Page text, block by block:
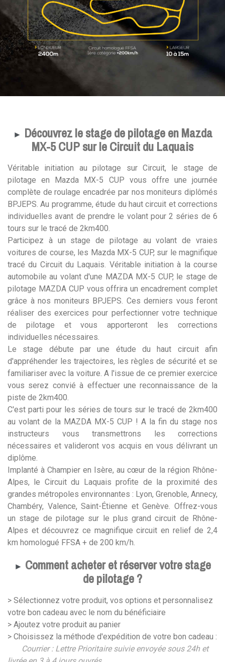
► Découvrez le stage de pilotage en Mazda
MX-5 CUP sur le Circuit du Laquais
Véritable initiation au pilotage sur Circuit, le stage de
pilotage en Mazda MX-5 CUP vous offre une journée
complète de roulage encadrée par nos moniteurs diplômés
BPJEPS. Au programme, étude du haut circuit et corrections
individuelles avant de prendre le volant pour 2 séries de 6
tours sur le tracé de 2km400.
Participez à un stage de pilotage au volant de vraies
voitures de course, les Mazda MX-5 CUP, sur le magnifique
tracé du Circuit du Laquais. Véritable initiation à la course
automobile au volant d'une MAZDA MX-5 CUP, le stage de
pilotage MAZDA CUP vous offrira un encadrement complet
grâce à nos moniteurs BPJEPS. Ces derniers vous feront
réaliser des exercices pour perfectionner votre technique
de pilotage et vous apporteront les corrections
individuelles nécessaires.
Le stage débute par une étude du haut circuit afin
d'appréhender les trajectoires, les règles de sécurité et se
familiariser avec la voiture. A l'issue de ce premier exercice
vous serez convié à effectuer une reconnaissance de la
piste de 2km400.
C'est parti pour les séries de tours sur le tracé de 2km400
au volant de la MAZDA MX-5 CUP ! A la fin du stage nos
instructeurs vous transmettrons les corrections
nécessaires et valideront vos acquis en vous délivrant un
diplôme.
Implanté à Champier en Isère, au cœur de la région Rhône-
Alpes, le Circuit du Laquais profite de la proximité des
grandes métropoles environnantes : Lyon, Grenoble, Annecy,
Chambéry, Valence, Saint-Étienne et Genève. Offrez-vous
un stage de pilotage sur le plus grand circuit de Rhône-
Alpes et découvrez ce magnifique circuit en relief de 2,4
km homologué FFSA + de 200 km/h.
► Comment acheter et réserver votre stage
de pilotage ?
> Sélectionnez votre produit, vos options et personnalisez
votre bon cadeau avec le nom du bénéficiaire
> Ajoutez votre produit au panier
> Choisissez la méthode d'expédition de votre bon cadeau :
Courrier : Lettre Prioritaire suivie envoyée sous 24h et